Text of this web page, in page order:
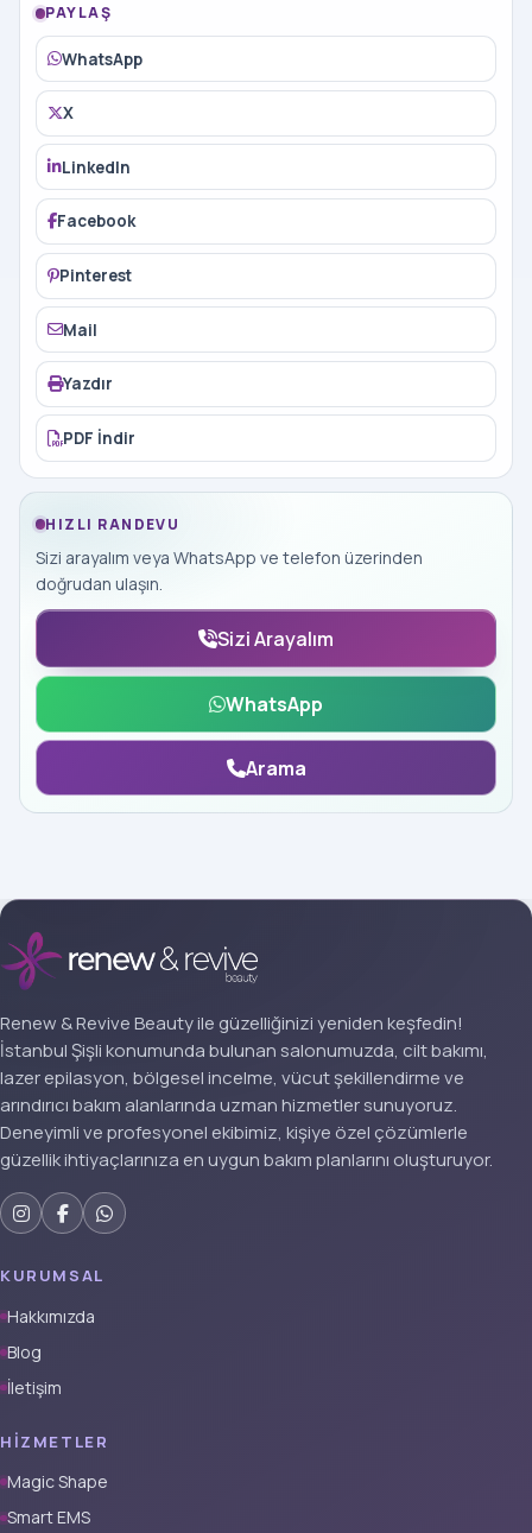
PAYLAŞ
WhatsApp
X
LinkedIn
Facebook
Pinterest
Mail
Yazdır
PDF İndir
HIZLI RANDEVU
Sizi arayalım veya WhatsApp ve telefon üzerinden
doğrudan ulaşın.
Sizi Arayalım
WhatsApp
Arama
Renew & Revive Beauty ile güzelliğinizi yeniden keşfedin!
İstanbul Şişli konumunda bulunan salonumuzda, cilt bakımı,
lazer epilasyon, bölgesel incelme, vücut şekillendirme ve
arındırıcı bakım alanlarında uzman hizmetler sunuyoruz.
Deneyimli ve profesyonel ekibimiz, kişiye özel çözümlerle
güzellik ihtiyaçlarınıza en uygun bakım planlarını oluşturuyor.
KURUMSAL
Hakkımızda
Blog
İletişim
HIZMETLER
Magic Shape
Smart EMS